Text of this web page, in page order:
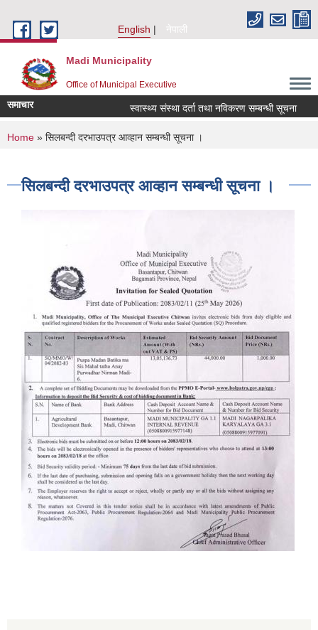
English
नेपाली
Madi Municipality
Office of Municipal Executive
समाचार स्वास्थ्य संस्था दर्ता तथा नविकरण सम्बन्धी सूचना
You are here
Home » सिलबन्दी दरभाउपत्र आव्हान सम्बन्धी सूचना ।
सिलबन्दी दरभाउपत्र आव्हान सम्बन्धी सूचना ।